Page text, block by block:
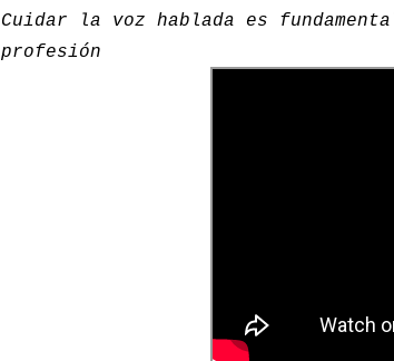
Cuidar la voz hablada es
profesión